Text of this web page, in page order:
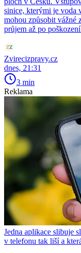
sinice, kterými je voda
mohou způsobit vážné
průjem až po
Zvirecizpravy.cz
dnes, 21:31
3 min
Reklama
Jedna aplikace slibuje
v telefonu tak liší a